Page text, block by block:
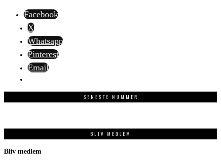
Facebook
X
Whatsapp
Pinterest
Email
SENESTE NUMMER
BLIV MEDLEM
Bliv medlem